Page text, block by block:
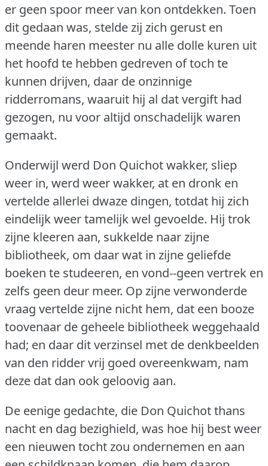
er geen spoor meer van kon ontdekken. Toen
dit gedaan was, stelde zij zich gerust en
meende haren meester nu alle dolle kuren uit
het hoofd te hebben gedreven of toch te
kunnen drijven, daar de onzinnige
ridderromans, waaruit hij al dat vergift had
gezogen, nu voor altijd onschadelijk waren
gemaakt.
Onderwijl werd Don Quichot wakker, sliep
weer in, werd weer wakker, at en dronk en
vertelde allerlei dwaze dingen, totdat hij zich
eindelijk weer tamelijk wel gevoelde. Hij trok
zijne kleeren aan, sukkelde naar zijne
bibliotheek, om daar wat in zijne geliefde
boeken te studeeren, en vond--geen vertrek en
zelfs geen deur meer. Op zijne verwonderde
vraag vertelde zijne nicht hem, dat een booze
toovenaar de geheele bibliotheek weggehaald
had; en daar dit verzinsel met de denkbeelden
van den ridder vrij goed overeenkwam, nam
deze dat dan ook geloovig aan.
De eenige gedachte, die Don Quichot thans
nacht en dag bezighield, was hoe hij best weer
een nieuwen tocht zou ondernemen en aan